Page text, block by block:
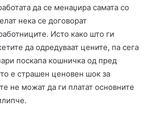
да се менаџира самата со
нека се договорат
Исто како што ги
да одредуваат цените, па сега
поскапа кошничка од пред
е страшен ценовен шок за
не можат да ги платат основните